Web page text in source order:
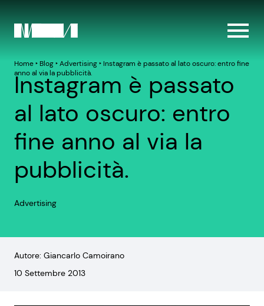
Home‣ Blog‣Advertising‣ Instagram è passato al lato oscuro: entro fine
anno al via la pubblicità.
Instagram è passato
al lato oscuro: entro
fine anno al via la
pubblicità.
Advertising
Autore: Giancarlo Camoirano
10 Settembre 2013